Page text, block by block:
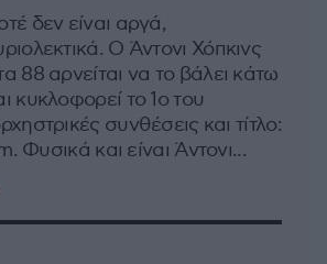
δεν είναι αργά,
Ο Άντονι Χόπκινς
88 αρνείται να το βάλει κάτω
κυκλοφορεί το 1ο του
συνθέσεις και τίτλο:
Φυσικά και είναι Άντονι...